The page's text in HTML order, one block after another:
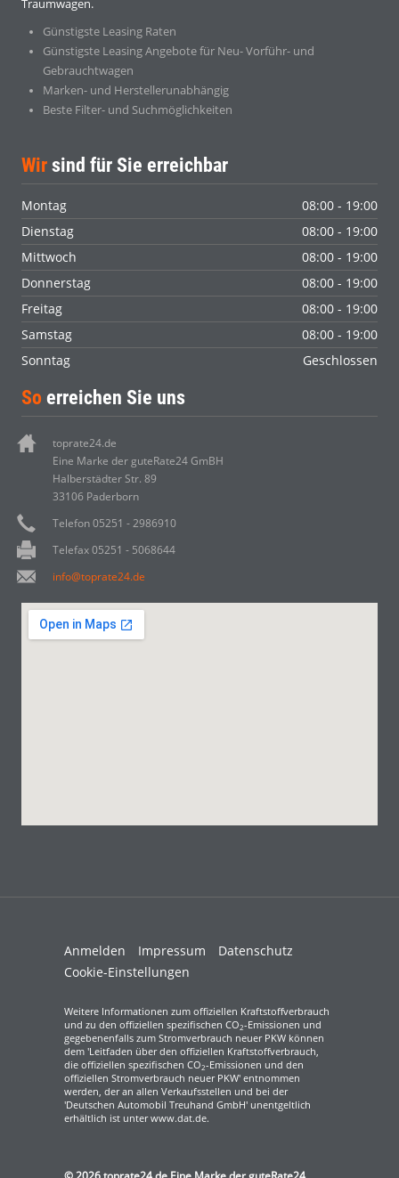
Traumwagen.
Günstigste Leasing Raten
Günstigste Leasing Angebote für Neu- Vorführ- und
Gebrauchtwagen
Marken- und Herstellerunabhängig
Beste Filter- und Suchmöglichkeiten
Wir sind für Sie erreichbar
Montag
08:00 - 19:00
Dienstag
08:00 - 19:00
Mittwoch
08:00 - 19:00
Donnerstag
08:00 - 19:00
Freitag
08:00 - 19:00
Samstag
08:00 - 19:00
Sonntag
Geschlossen
So erreichen Sie uns
toprate24.de
Eine Marke der guteRate24 GmBH
Halberstädter Str. 89
33106 Paderborn
Telefon 05251 - 2986910
Telefax 05251 - 5068644
info@toprate24.de
Anmelden Impressum
Datenschutz
Cookie-Einstellungen
Weitere Informationen zum offiziellen Kraftstoffverbrauch
und zu den offiziellen spezifischen CO2-Emissionen und
gegebenenfalls zum Stromverbrauch neuer PKW können
dem 'Leitfaden über den offiziellen Kraftstoffverbrauch,
die offiziellen spezifischen CO2-Emissionen und den
offiziellen Stromverbrauch neuer PKW' entnommen
werden, der an allen Verkaufsstellen und bei der
'Deutschen Automobil Treuhand GmbH' unentgeltlich
erhältlich ist unter www.dat.de.